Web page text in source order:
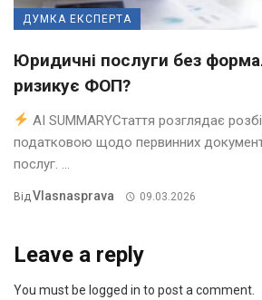
ДУМКА ЕКСПЕРТА
Юридичні послуги без
ризикує ФОП?
AI SUMMARYСтаття розглядає
податковою щодо первинних
послуг. ...
ВідVlasnasprava 09.03.2026
Leave a reply
You must be logged in to post a comment.